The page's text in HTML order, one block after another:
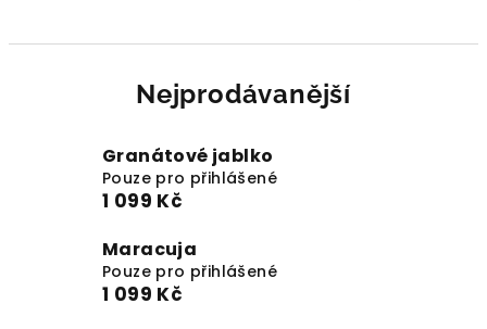
Nejprodávanější
Granátové jablko
Pouze pro přihlášené
1 099 Kč
Maracuja
Pouze pro přihlášené
1 099 Kč